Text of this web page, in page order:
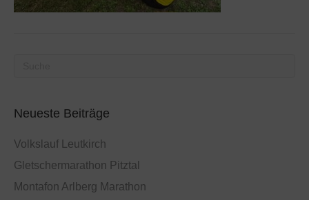
Neueste Beiträge
Volkslauf Leutkirch
Gletschermarathon Pitztal
Montafon Arlberg Marathon